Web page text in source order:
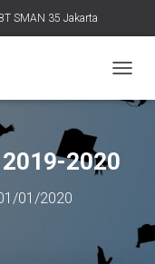
SMAN 35 Jakarta
O
2020
01/2020